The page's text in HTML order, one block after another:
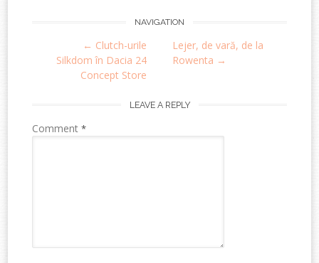
navigation
NAVIGATION
← Clutch-urile
Silkdom în Dacia 24
Concept Store
Lejer, de vară, de la
Rowenta →
LEAVE A REPLY
Comment*